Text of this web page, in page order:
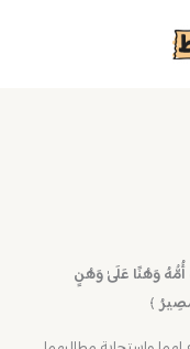
أُمُّهُ وَهْنًا عَلَىٰ وَهْنٍ
﴾